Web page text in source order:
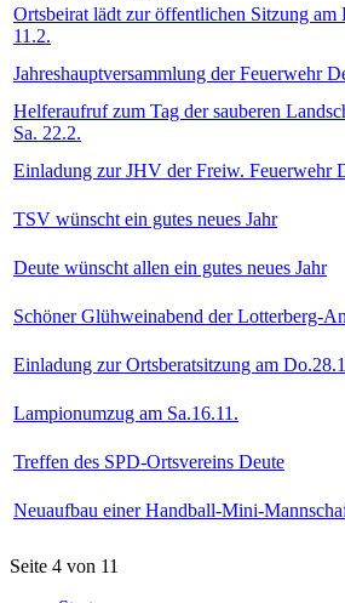
Ortsbeirat lädt zur öffentlichen Sitzung am
11.2.
Jahreshauptversammlung der Feuerwehr
Helferaufruf zum Tag der sauberen
Sa. 22.2.
Einladung zur JHV der Freiw. Feuerwehr
TSV wünscht ein gutes neues Jahr
Deute wünscht allen ein gutes neues Jahr
Schöner Glühweinabend der Lotterberg-
Einladung zur Ortsberatsitzung am
Lampionumzug am Sa.16.11.
Treffen des SPD-Ortsvereins Deute
Neuaufbau einer Handball-Mini-
Seite 4 von 11